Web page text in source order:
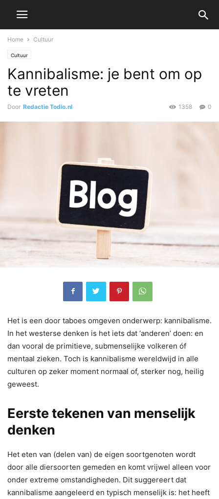
Home Cultuur
Cultuur
Kannibalisme: je bent om op
te vreten
Door Redactie Todio.nl 0
1358
Het is een door taboes omgeven onderwerp: kannibalisme.
In het westerse denken is het iets dat ‘anderen’ doen: en
dan vooral de primitieve, submenselijke volkeren óf
mentaal zieken. Toch is kannibalisme wereldwijd in alle
culturen op zeker moment normaal of, sterker nog, heilig
geweest.
Eerste tekenen van menselijk
denken
Het eten van (delen van) de eigen soortgenoten wordt
door alle diersoorten gemeden en komt vrijwel alleen voor
onder extreme omstandigheden. Dit suggereert dat
kannibalisme aangeleerd en typisch menselijk is: het heeft